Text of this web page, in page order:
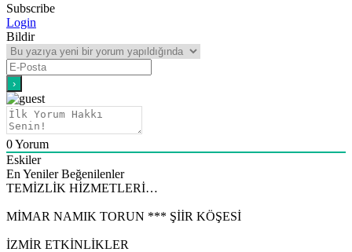
Subscribe
Login
Bildir
0Yorum
Eskiler
En Yeniler Beğenilenler
TEMİZLİK HİZMETLERİ…
MİMAR NAMIK TORUN *** ŞİİR KÖŞESİ
İZMİR ETKİNLİKLER